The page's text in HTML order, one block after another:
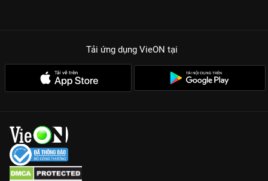
Tải ứng dụng VieON tại